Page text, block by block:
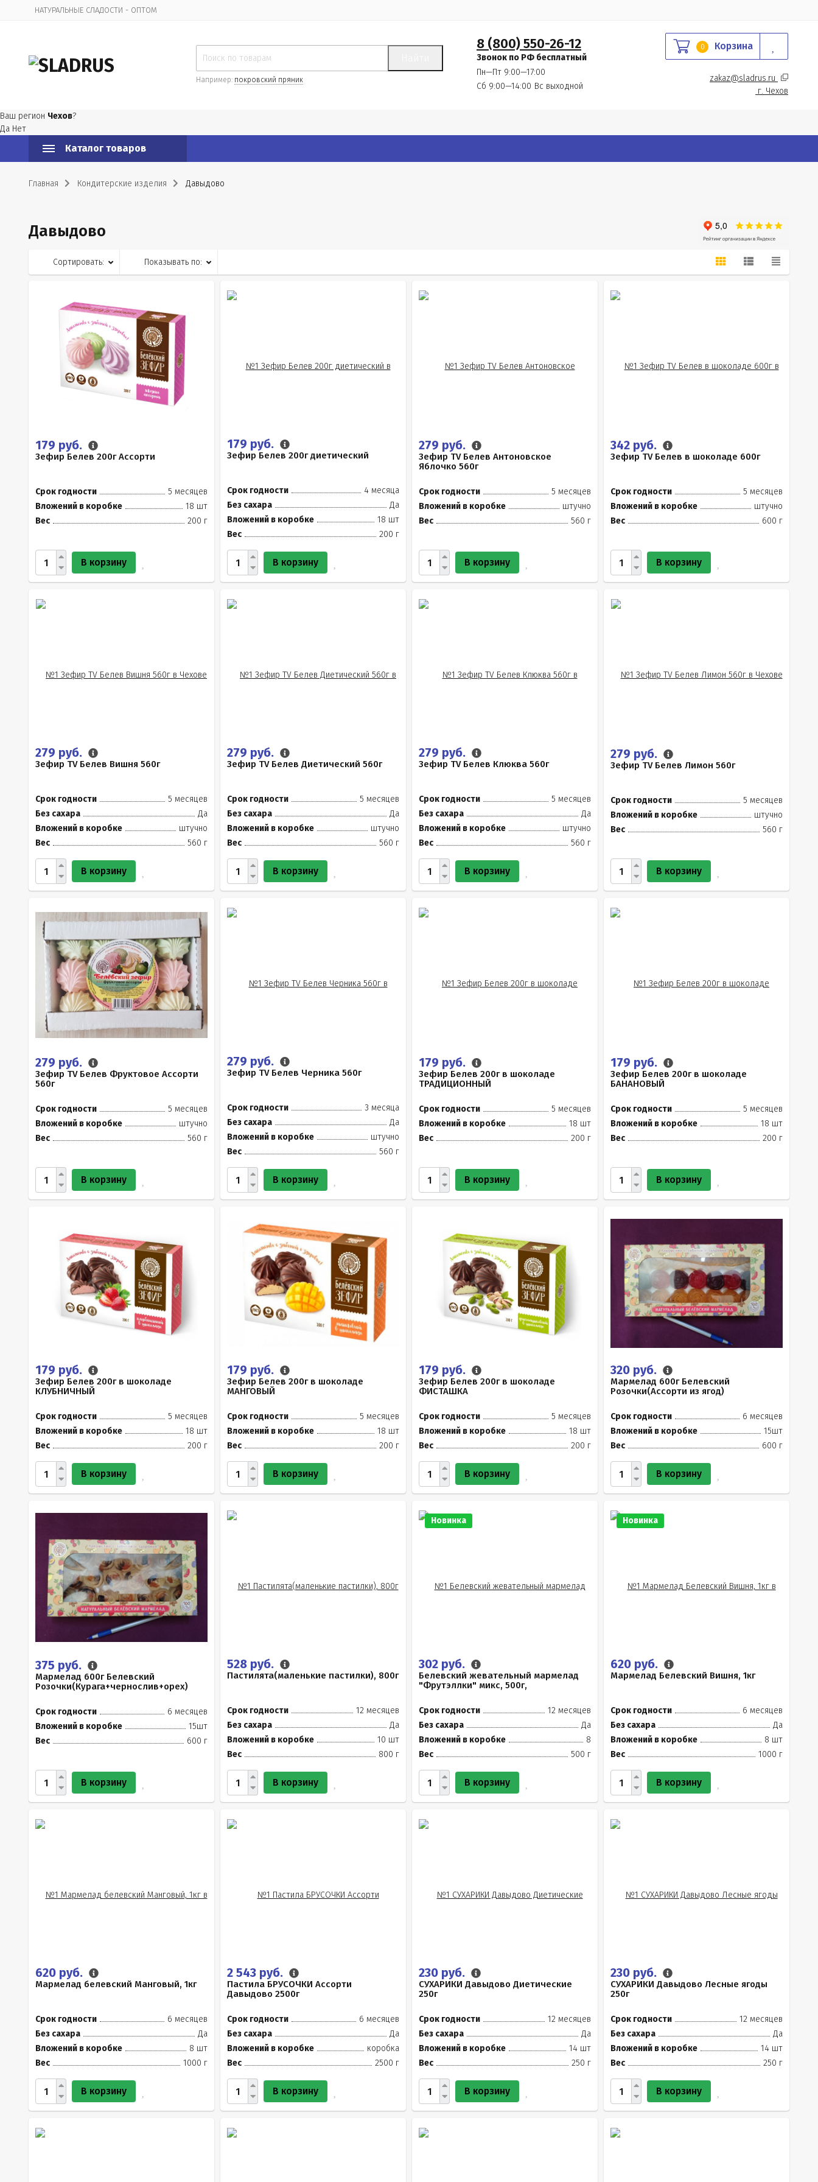
НАТУРАЛЬНЫЕ СЛАДОСТИ - ОПТОМ
Например: покровский пряник
8 (800) 550-26-12
Звонок по РФ бесплатный
Пн—Пт 9:00—17:00
Сб 9:00—14:00 Вс выходной
0 Корзина
zakaz@sladrus.ru
г. Чехов
Ваш регион Чехов?
Да Нет
Каталог товаров
Главная Кондитерские изделия Давыдово
Давыдово
Сортировать: Показывать по:
179 руб.
Зефир Белев 200г Ассорти
Срок годности
5 месяцев
Вложений в коробке
18 шт
Вес
200 г
В корзину
179 руб.
Зефир Белев 200г диетический
Срок годности
4 месяца
Без сахара
Да
Вложений в коробке
18 шт
Вес
200 г
В корзину
279 руб.
Зефир TV Белев Антоновское
Яблочко 560г
Срок годности
5 месяцев
Вложений в коробке
штучно
Вес
560 г
В корзину
342 руб.
Зефир TV Белев в шоколаде 600г
Срок годности
5 месяцев
Вложений в коробке
штучно
Вес
600 г
В корзину
279 руб.
Зефир TV Белев Вишня 560г
Срок годности
5 месяцев
Без сахара
Да
Вложений в коробке
штучно
Вес
560 г
В корзину
279 руб.
Зефир TV Белев Диетический 560г
Срок годности
5 месяцев
Без сахара
Да
Вложений в коробке
штучно
Вес
560 г
В корзину
279 руб.
Зефир TV Белев Клюква 560г
Срок годности
5 месяцев
Без сахара
Да
Вложений в коробке
штучно
Вес
560 г
В корзину
279 руб.
Зефир TV Белев Лимон 560г
Срок годности
5 месяцев
Вложений в коробке
штучно
Вес
560 г
В корзину
279 руб.
Зефир TV Белев Фруктовое Ассорти
560г
Срок годности
5 месяцев
Вложений в коробке
штучно
Вес
560 г
В корзину
279 руб.
Зефир TV Белев Черника 560г
Срок годности
3 месяца
Без сахара
Да
Вложений в коробке
штучно
Вес
560 г
В корзину
179 руб.
Зефир Белев 200г в шоколаде
ТРАДИЦИОННЫЙ
Срок годности
5 месяцев
Вложений в коробке
18 шт
Вес
200 г
В корзину
179 руб.
Зефир Белев 200г в шоколаде
БАНАНОВЫЙ
Срок годности
5 месяцев
Вложений в коробке
18 шт
Вес
200 г
В корзину
179 руб.
Зефир Белев 200г в шоколаде
КЛУБНИЧНЫЙ
Срок годности
5 месяцев
Вложений в коробке
18 шт
Вес
200 г
В корзину
179 руб.
Зефир Белев 200г в шоколаде
МАНГОВЫЙ
Срок годности
5 месяцев
Вложений в коробке
18 шт
Вес
200 г
В корзину
179 руб.
Зефир Белев 200г в шоколаде
ФИСТАШКА
Срок годности
5 месяцев
Вложений в коробке
18 шт
Вес
200 г
В корзину
320 руб.
Мармелад 600г Белевский
Розочки(Ассорти из ягод)
Срок годности
6 месяцев
Вложений в коробке
15шт
Вес
600 г
В корзину
375 руб.
Мармелад 600г Белевский
Розочки(Курага+чернослив+орех)
Срок годности
6 месяцев
Вложений в коробке
15шт
Вес
600 г
В корзину
528 руб.
Пастилята(маленькие пастилки), 800г
Срок годности
12 месяцев
Без сахара
Да
Вложений в коробке
10 шт
Вес
800 г
В корзину
Новинка
302 руб.
Белевский жевательный мармелад
"Фрутэллки" микс, 500г,
Срок годности
12 месяцев
Без сахара
Да
Вложений в коробке
8
Вес
500 г
В корзину
Новинка
620 руб.
Мармелад Белевский Вишня, 1кг
Срок годности
6 месяцев
Без сахара
Да
Вложений в коробке
8 шт
Вес
1000 г
В корзину
620 руб.
Мармелад белевский Манговый, 1кг
Срок годности
6 месяцев
Без сахара
Да
Вложений в коробке
8 шт
Вес
1000 г
В корзину
2 543 руб.
Пастила БРУСОЧКИ Ассорти
Давыдово 2500г
Срок годности
6 месяцев
Без сахара
Да
Вложений в коробке
коробка
Вес
2500 г
В корзину
230 руб.
СУХАРИКИ Давыдово Диетические
250г
Срок годности
12 месяцев
Без сахара
Да
Вложений в коробке
14 шт
Вес
250 г
В корзину
230 руб.
СУХАРИКИ Давыдово Лесные ягоды
250г
Срок годности
12 месяцев
Без сахара
Да
Вложений в коробке
14 шт
Вес
250 г
В корзину